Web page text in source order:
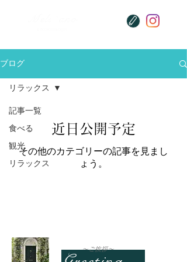
ブログ
記事一覧
食べる
観光
リラックス
リラックス
近日公開予定
その他のカテゴリーの記事を見まし
ょう。
​～ご挨拶～